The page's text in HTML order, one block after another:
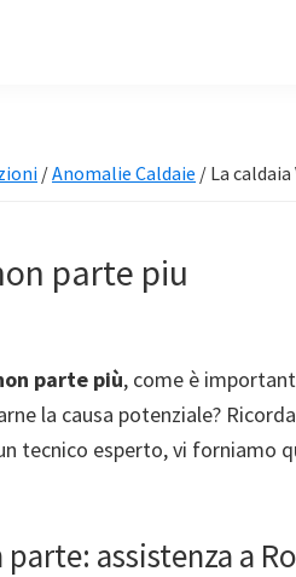
/Anomalie Caldaie / La
parte piu
parte più, come è
la causa potenziale?
tecnico esperto, vi forniamo
assistenza a